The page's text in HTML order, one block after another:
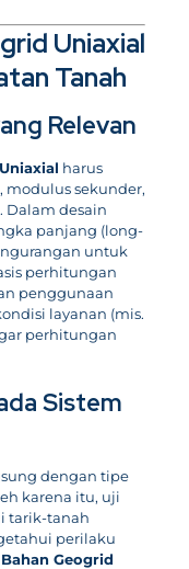
Uniaxial
Tanah
Relevan
harus
sekunder,
Dalam desain
panjang (long-
untuk
perhitungan
penggunaan
layanan (mis.
perhitungan
Sistem
dengan tipe
karena itu, uji
tarik-tanah
perilaku
Geogrid